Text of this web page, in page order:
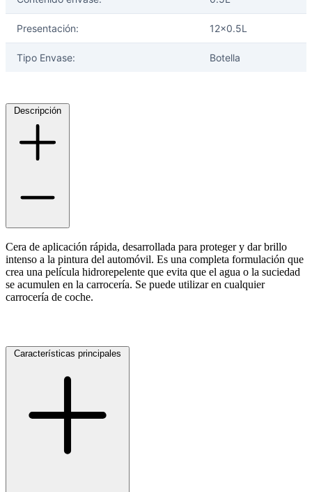
Presentación: 12x0.5L
Tipo Envase: Botella
Descripción
Cera de aplicación rápida, desarrollada para proteger y dar brillo
intenso a la pintura del automóvil. Es una completa formulación que
crea una película hidrorepelente que evita que el agua o la suciedad
se acumulen en la carrocería. Se puede utilizar en cualquier
carrocería de coche.
Características principales